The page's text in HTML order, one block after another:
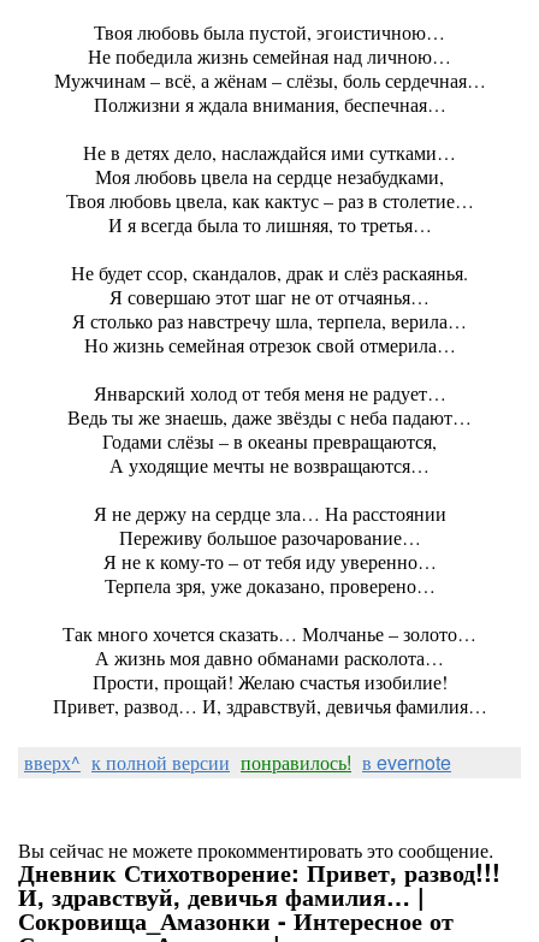
Твоя любовь была пустой, эгоистичною…
Не победила жизнь семейная над личною…
Мужчинам – всё, а жёнам – слёзы, боль сердечная…
Полжизни я ждала внимания, беспечная…
Не в детях дело, наслаждайся ими сутками…
Моя любовь цвела на сердце незабудками,
Твоя любовь цвела, как кактус – раз в столетие…
И я всегда была то лишняя, то третья…
Не будет ссор, скандалов, драк и слёз раскаянья.
Я совершаю этот шаг не от отчаянья…
Я столько раз навстречу шла, терпела, верила…
Но жизнь семейная отрезок свой отмерила…
Январский холод от тебя меня не радует…
Ведь ты же знаешь, даже звёзды с неба падают…
Годами слёзы – в океаны превращаются,
А уходящие мечты не возвращаются…
Я не держу на сердце зла… На расстоянии
Переживу большое разочарование…
Я не к кому-то – от тебя иду уверенно…
Терпела зря, уже доказано, проверено…
Так много хочется сказать… Молчанье – золото…
А жизнь моя давно обманами расколота…
Прости, прощай! Желаю счастья изобилие!
Привет, развод… И, здравствуй, девичья фамилия…
вверх^ к полной версии понравилось! в evernote
Вы сейчас не можете прокомментировать это сообщение.
Дневник Стихотворение: Привет, развод!!!
И, здравствуй, девичья фамилия… |
Сокровища_Амазонки - Интересное от